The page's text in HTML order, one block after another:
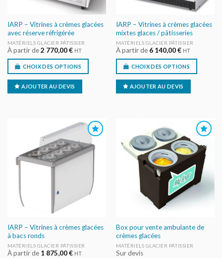
IARP – Vitrines à crèmes glacées
avec réserve réfrigérée
MATÉRIELS GLACIER PÂTISSIER
À partir de2 770,00€ HT
CHOIX DES OPTIONS
AJOUTER AU DEVIS
IARP – Vitrines à crèmes glacées
mixtes glaces / pâtisseries
MATÉRIELS GLACIER PÂTISSIER
À partir de 6 140,00€ HT
CHOIX DES OPTIONS
AJOUTER AU DEVIS
AJOUTER
AU DEVIS
IARP – Vitrines à crèmes glacées
à bacs ronds
MATÉRIELS GLACIER PÂTISSIER
À partir de 1 875,00€ HT
AJOUTER
AU DEVIS
Box pour vente ambulante de
crèmes glacées
MATÉRIELS GLACIER PÂTISSIER
Sur devis